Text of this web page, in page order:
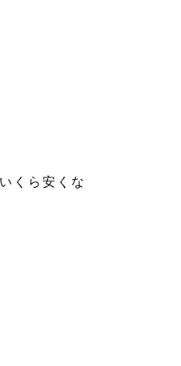
くら安くな